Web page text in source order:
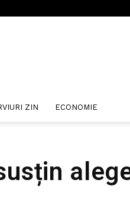
ZIN ECONOMIE